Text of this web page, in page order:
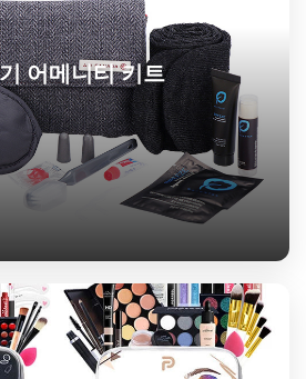
어메니티 키트